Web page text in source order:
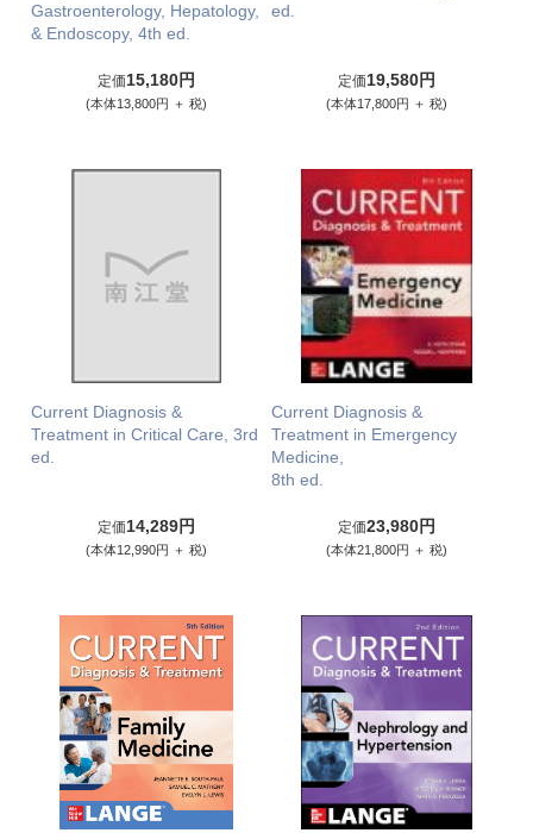
Gastroenterology, Hepatology,
& Endoscopy, 4th ed.
定価15,180円
(本体13,800円 ＋ 税)
ed.
定価19,580円
(本体17,800円 ＋ 税)
Current Diagnosis &
Treatment in Critical Care, 3rd
ed.
定価14,289円
(本体12,990円 ＋ 税)
Current Diagnosis &
Treatment in Emergency
Medicine,
8th ed.
定価23,980円
(本体21,800円 ＋ 税)